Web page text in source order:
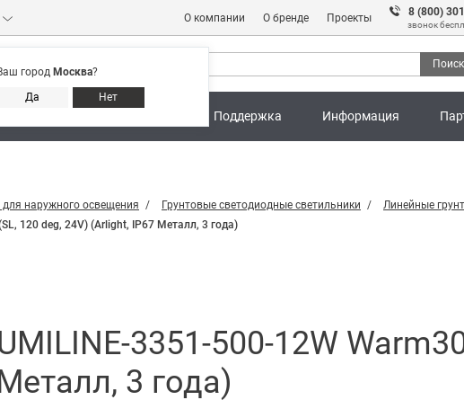
город Москва?
Да
Нет
О компании О бренде Проекты 8 (800)
звонок
Поиск
Поддержка Информация
Адреса магазинов 8 (800) 301 91 28
наружного освещения Грунтовые светодиодные светильники
Линейные
120 deg, 24V) (Arlight, IP67 Металл, 3 года)
3351-500-12W
3 года)